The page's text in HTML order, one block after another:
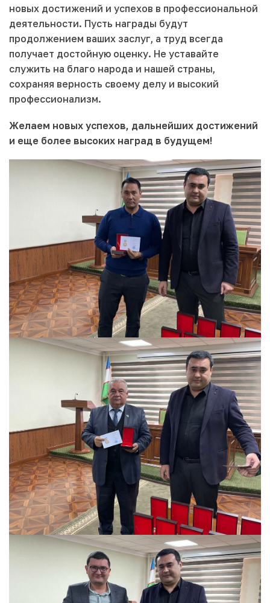
новых достижений и успехов в профессиональной
деятельности. Пусть награды будут
продолжением ваших заслуг, а труд всегда
получает достойную оценку. Не уставайте
служить на благо народа и нашей страны,
сохраняя верность своему делу и высокий
профессионализм.
Желаем новых успехов, дальнейших достижений
и еще более высоких наград в будущем!